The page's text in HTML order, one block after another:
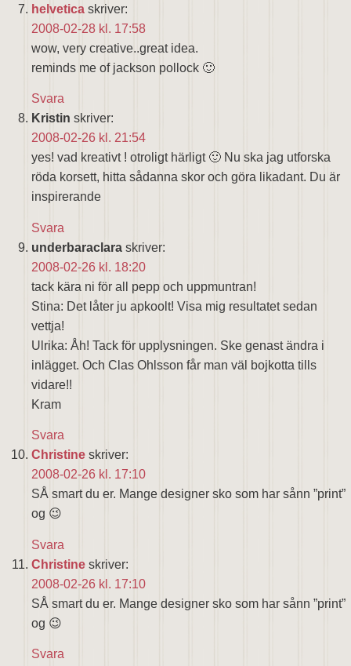
helvetica skriver:
2008-02-28 kl. 17:58
wow, very creative..great idea.
reminds me of jackson pollock 🙂
Svara
Kristin skriver:
2008-02-26 kl. 21:54
yes! vad kreativt ! otroligt härligt 🙂 Nu ska jag utforska
röda korsett, hitta sådanna skor och göra likadant. Du är
inspirerande
Svara
underbaraclara skriver:
2008-02-26 kl. 18:20
tack kära ni för all pepp och uppmuntran!
Stina: Det låter ju apkoolt! Visa mig resultatet sedan
vettja!
Ulrika: Åh! Tack för upplysningen. Ske genast ändra i
inlägget. Och Clas Ohlsson får man väl bojkotta tills
vidare!!
Kram
Svara
Christine skriver:
2008-02-26 kl. 17:10
SÅ smart du er. Mange designer sko som har sånn ”print”
og 😉
Svara
Christine skriver:
2008-02-26 kl. 17:10
SÅ smart du er. Mange designer sko som har sånn ”print”
og 😉
Svara